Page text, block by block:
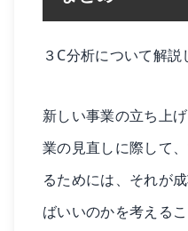
３C分析について解説
新しい事業の立ち上
業の見直しに際して
るためには、それが
ばいいのかを考える